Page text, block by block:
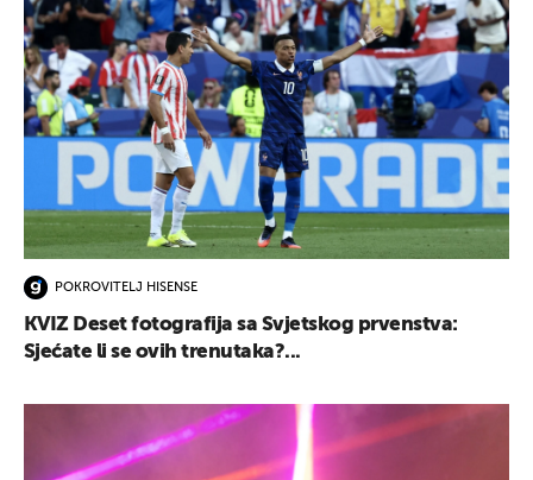
POKROVITELJ HISENSE
KVIZ Deset fotografija sa Svjetskog prvenstva:
Sjećate li se ovih trenutaka?...